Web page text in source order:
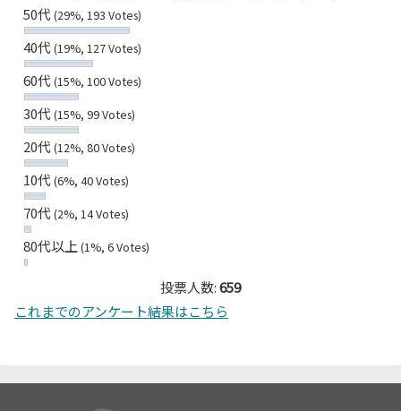
50代(29%, 193 Votes)
40代(19%, 127 Votes)
60代(15%, 100 Votes)
30代(15%, 99 Votes)
20代(12%, 80 Votes)
10代(6%, 40 Votes)
70代(2%, 14 Votes)
80代以上 (1%, 6 Votes)
投票人数:659
これまでのアンケート結果はこちら